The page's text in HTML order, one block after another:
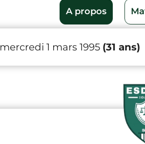
A propos
mercredi 1 mars 1995 (31 ans)